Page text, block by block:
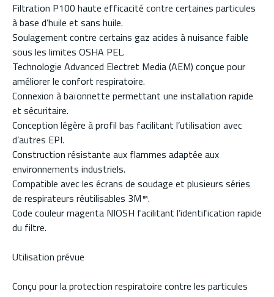
Filtration P100 haute efficacité contre certaines particules
à base d’huile et sans huile.
Soulagement contre certains gaz acides à nuisance faible
sous les limites OSHA PEL.
Technologie Advanced Electret Media (AEM) conçue pour
améliorer le confort respiratoire.
Connexion à baïonnette permettant une installation rapide
et sécuritaire.
Conception légère à profil bas facilitant l’utilisation avec
d’autres EPI.
Construction résistante aux flammes adaptée aux
environnements industriels.
Compatible avec les écrans de soudage et plusieurs séries
de respirateurs réutilisables 3M™.
Code couleur magenta NIOSH facilitant l’identification rapide
du filtre.
Utilisation prévue
Conçu pour la protection respiratoire contre les particules